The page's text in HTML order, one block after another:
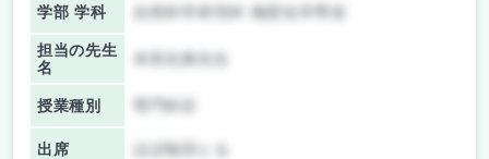
学部 学科 自然科学研究科 物質化学専攻
担当の先生
名
授業種別
出席 ほぼ毎回とる